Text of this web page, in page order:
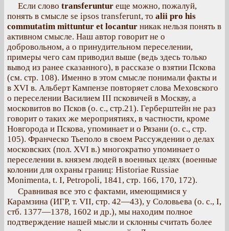
Если слово transferuntur еще можно, пожалуй,
понять в смысле se ipsos transferunt, то alii pro his
commutatim mittuntur et locantur никак нельзя понять в
активном смысле. Наш автор говорит не о
добровольном, а о принудительном переселении,
примеры чего сам приводил выше (ведь здесь только
вывод из ранее сказанного), в рассказе о взятии Пскова
(см. стр. 108). Именно в этом смысле понимали факты и
в XVI в. Альберт Кампензе повторяет слова Меховского
о переселении Василием III псковичей в Москву, а
московитов во Псков (о. с., стр.21). Герберштейн не раз
говорит о таких же мероприятиях, в частности, кроме
Новгорода и Пскова, упоминает и о Рязани (о. с., стр.
105). Франческо Тьеполо в своем Рассуждении о делах
московских (пол. XVI в.) многократно упоминает о
переселении в. князем людей в военных целях (военные
колонии для охраны границ: Historiae Russiae
Monimenta, t. I, Petropoli, 1841, стр. 166, 170, 172).
Сравнивая все это с фактами, имеющимися у
Карамзина (ИГР, т. VII, стр. 42—43), у Соловьева (о. с., I,
стб. 1377—1378, 1602 и др.), мы находим полное
подтверждение нашей мысли и склонны считать более